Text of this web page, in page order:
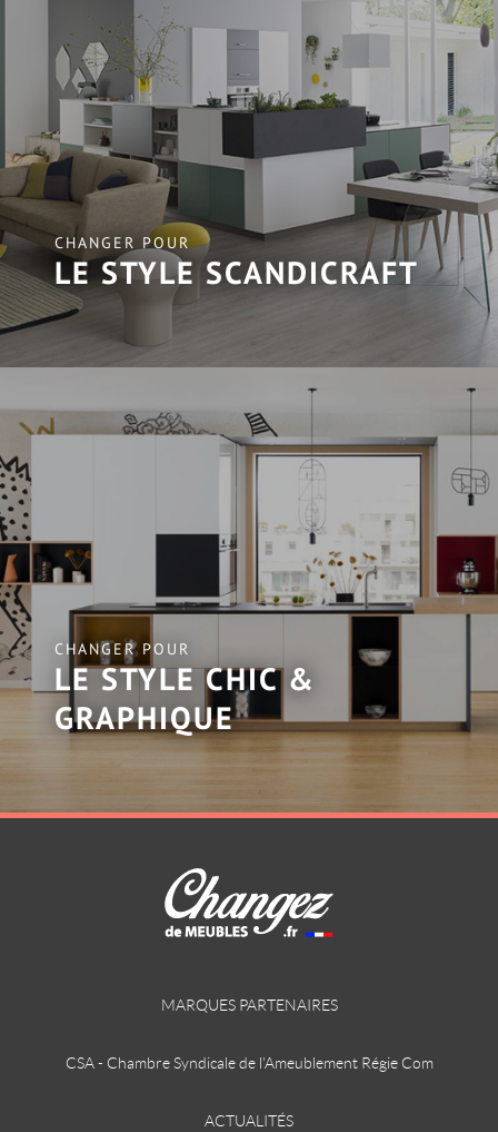
CHANGER POUR
LE STYLE SCANDICRAFT
CHANGER POUR
LE STYLE CHIC &
GRAPHIQUE
MARQUES PARTENAIRES
CSA - Chambre Syndicale de l'Ameublement Régie Com
ACTUALITÉS